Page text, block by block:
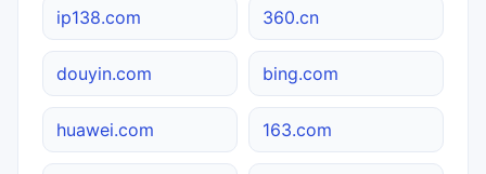
ip138.com 360.cn
douyin.com bing.com
huawei.com 163.com